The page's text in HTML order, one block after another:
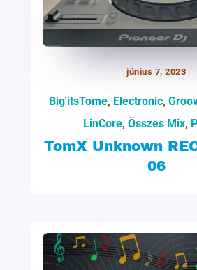
június 7, 2023
Big'itsTome, Electronic,
LinCore, Összes Mix,
TomX Unknown
06